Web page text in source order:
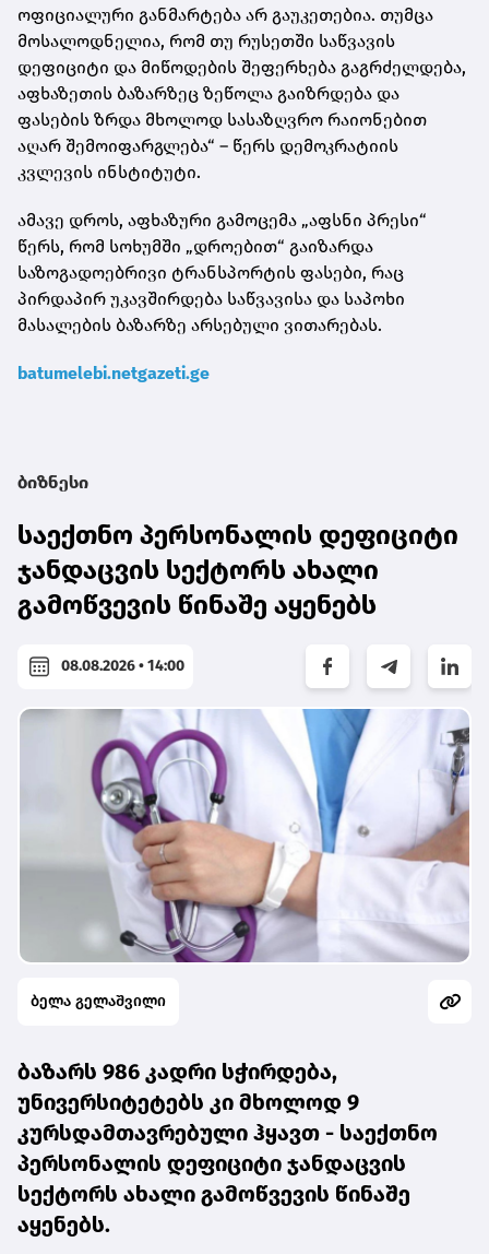
ოფიციალური განმარტება არ გაუკეთებია. თუმცა
მოსალოდნელია, რომ თუ რუსეთში საწვავის
დეფიციტი და მიწოდების შეფერხება გაგრძელდება,
აფხაზეთის ბაზარზეც ზეწოლა გაიზრდება და
ფასების ზრდა მხოლოდ სასაზღვრო რაიონებით
აღარ შემოიფარგლება“ – წერს დემოკრატიის
კვლევის ინსტიტუტი.
ამავე დროს, აფხაზური გამოცემა „აფსნი პრესი“
წერს, რომ სოხუმში „დროებით“ გაიზარდა
საზოგადოებრივი ტრანსპორტის ფასები, რაც
პირდაპირ უკავშირდება საწვავისა და საპოხი
მასალების ბაზარზე არსებული ვითარებას.
batumelebi.netgazeti.ge
ბიზნესი
საექთნო პერსონალის დეფიციტი
ჯანდაცვის სექტორს ახალი
გამოწვევის წინაშე აყენებს
08.08.2026 • 14:00
ბელა გელაშვილი
ბაზარს 986 კადრი სჭირდება,
უნივერსიტეტებს კი მხოლოდ 9
კურსდამთავრებული ჰყავთ - საექთნო
პერსონალის დეფიციტი ჯანდაცვის
სექტორს ახალი გამოწვევის წინაშე
აყენებს.